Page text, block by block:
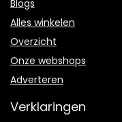
Blogs
Alles winkelen
Overzicht
Onze webshops
Adverteren
Verklaringen